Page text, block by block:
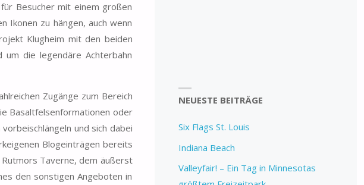
Besucher mit einem großen
Ikonen zu hängen, auch wenn
Klugheim mit den beiden
die legendäre Achterbahn
Zugänge zum Bereich
Basaltfelsenformationen oder
und sich dabei
Blogeinträgen bereits
Taverne, dem äußerst
den sonstigen Angeboten in
NEUESTE BEITRÄGE
Six Flags St. Louis
Indiana Beach
Valleyfair! – Ein Tag in Minnesotas